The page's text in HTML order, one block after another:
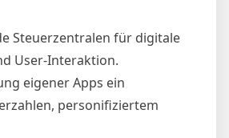
Steuerzentralen für digitale
User-Interaktion.
eigener Apps ein
personifiziertem